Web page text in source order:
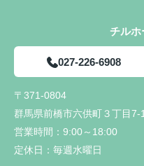
チルホ
027-226-6908
〒371-0804
群馬県前橋市六供町３丁目
営業時間： 9:00～18:00
定休日： 毎週水曜日